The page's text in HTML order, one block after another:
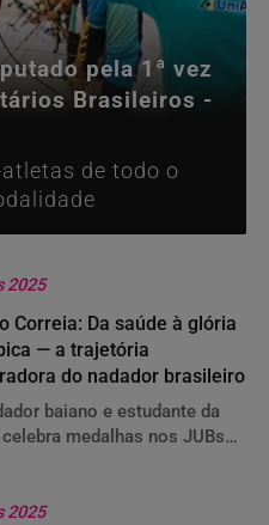
pela 1ª vez
Brasileiros -
de todo o
2025
Correia: Da saúde à glória
— a trajetória
do nadador brasileiro
baiano e estudante da
celebra medalhas nos JUBs
2025